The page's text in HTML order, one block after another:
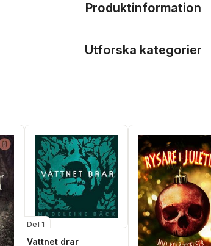
Produktinformation
Utforska kategorier
Del 1
Vattnet drar